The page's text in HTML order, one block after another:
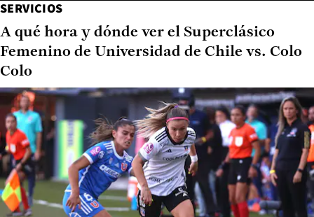
SERVICIOS
A qué hora y dónde ver el Superclásico
Femenino de Universidad de Chile vs. Colo
Colo